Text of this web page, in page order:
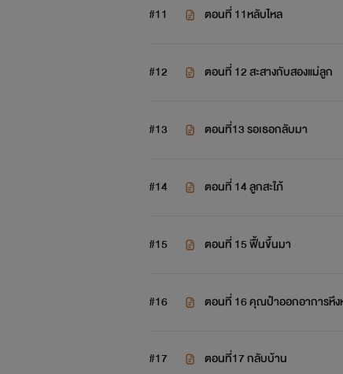
อายุ: 19 ปี
นิสัย: น่ารัก ขี้อ้อน มีนิสัยบางส่ว
#11 ตอนที่ 11หลับไหล
#12 ตอนที่ 12 สะสางกับสองแม่ลูก
#13 ตอนที่13 รอเธอกลับมา
#14 ตอนที่ 14 ลูกสะใภ้
#15 ตอนที่ 15 ฟื้นขึ้นมา
#16 ตอนที่ 16 คุณป๋าออกอาการหึง
#17 ตอนที่17 กลับบ้าน